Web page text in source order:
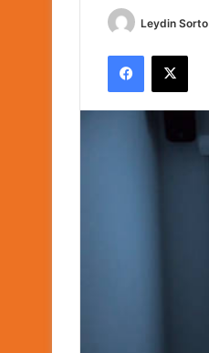
Leydin Sorto
Facebook
X